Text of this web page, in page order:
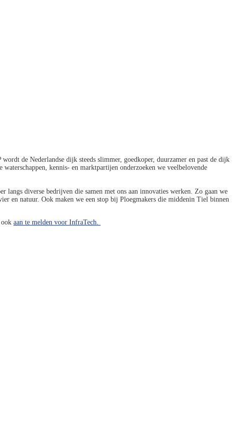
de Nederlandse dijk steeds slimmer, goedkoper, duurzamer en past de dijk
kennis- en marktpartijen onderzoeken we veelbelovende
langs diverse bedrijven die samen met ons aan innovaties werken. Zo gaan we
en natuur. Ook maken we een stop bij Ploegmakers die middenin Tiel binnen
aan te melden voor InfraTech.